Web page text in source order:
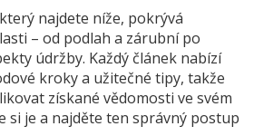
najdete níže, pokrývá
– od podlah a zárubní po
údržby. Každý článek nabízí
kroky a užitečné tipy, takže
získané vědomosti ve svém
si je a najděte ten správný postup